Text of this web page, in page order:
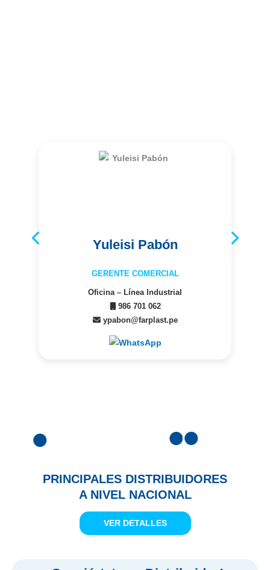
Yuleisi Pabón
GERENTE COMERCIAL
Oficina – Línea Industrial
986 701 062
ypabon@farplast.pe
PRINCIPALES DISTRIBUIDORES
A NIVEL NACIONAL
VER DETALLES